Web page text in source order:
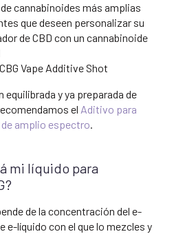
cannabinoides más amplias
que deseen personalizar su
de CBD con un cannabinoide
CBG Vape Additive Shot
y ya preparada de
el Aditivo para
de amplio espectro.
mi líquido para
de la concentración del e-
e-líquido con el que lo mezcles y